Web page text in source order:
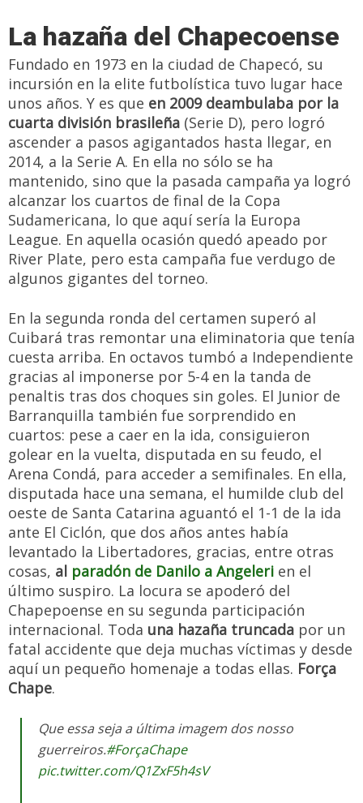
La hazaña del Chapecoense
Fundado en 1973 en la ciudad de Chapecó, su
incursión en la elite futbolística tuvo lugar hace
unos años. Y es que en 2009 deambulaba por la
cuarta división brasileña (Serie D), pero logró
ascender a pasos agigantados hasta llegar, en
2014, a la Serie A. En ella no sólo se ha
mantenido, sino que la pasada campaña ya logró
alcanzar los cuartos de final de la Copa
Sudamericana, lo que aquí sería la Europa
League. En aquella ocasión quedó apeado por
River Plate, pero esta campaña fue verdugo de
algunos gigantes del torneo.
En la segunda ronda del certamen superó al
Cuibará tras remontar una eliminatoria que tenía
cuesta arriba. En octavos tumbó a Independiente
gracias al imponerse por 5-4 en la tanda de
penaltis tras dos choques sin goles. El Junior de
Barranquilla también fue sorprendido en
cuartos: pese a caer en la ida, consiguieron
golear en la vuelta, disputada en su feudo, el
Arena Condá, para acceder a semifinales. En ella,
disputada hace una semana, el humilde club del
oeste de Santa Catarina aguantó el 1-1 de la ida
ante El Ciclón, que dos años antes había
levantado la Libertadores, gracias, entre otras
cosas, al paradón de Danilo a Angeleri en el
último suspiro. La locura se apoderó del
Chapepoense en su segunda participación
internacional. Toda una hazaña truncada por un
fatal accidente que deja muchas víctimas y desde
aquí un pequeño homenaje a todas ellas. Força
Chape.
Que essa seja a última imagem dos nosso
guerreiros.#ForçaChape
pic.twitter.com/Q1ZxF5h4sV